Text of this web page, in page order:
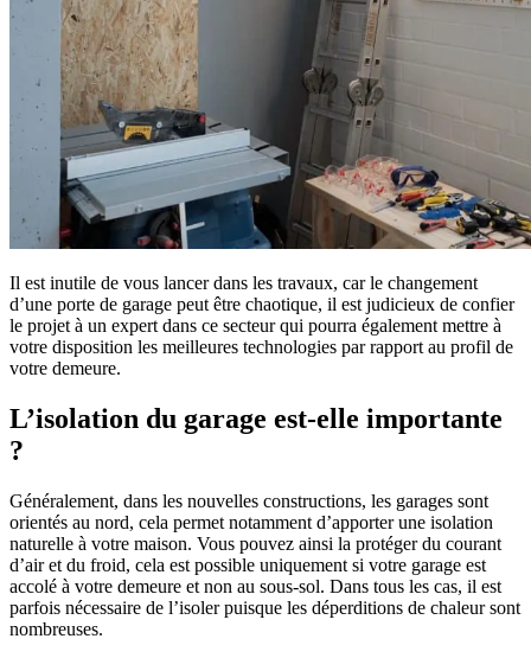
Il est inutile de vous lancer dans les travaux, car le changement
d’une porte de garage peut être chaotique, il est judicieux de confier
le projet à un expert dans ce secteur qui pourra également mettre à
votre disposition les meilleures technologies par rapport au profil de
votre demeure.
L’isolation du garage est-elle importante
?
Généralement, dans les nouvelles constructions, les garages sont
orientés au nord, cela permet notamment d’apporter une isolation
naturelle à votre maison. Vous pouvez ainsi la protéger du courant
d’air et du froid, cela est possible uniquement si votre garage est
accolé à votre demeure et non au sous-sol. Dans tous les cas, il est
parfois nécessaire de l’isoler puisque les déperditions de chaleur sont
nombreuses.